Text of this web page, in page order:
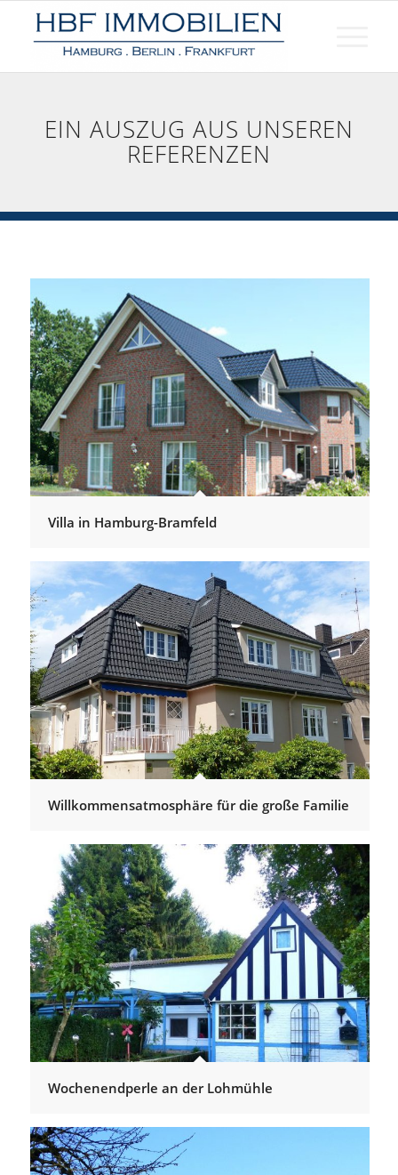
EIN AUSZUG AUS UNSEREN
REFERENZEN
Villa in Hamburg-Bramfeld
Willkommensatmosphäre für die große Familie
Wochenendperle an der Lohmühle